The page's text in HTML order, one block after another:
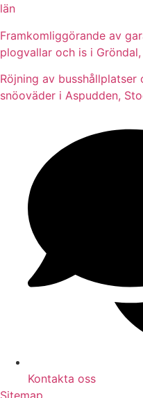
län
Framkomliggörande av
plogvallar och is i
Röjning av
snöoväder i Aspudden,
Kontakta oss